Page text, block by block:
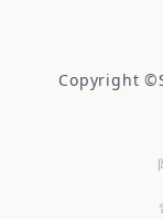
Copyright ©